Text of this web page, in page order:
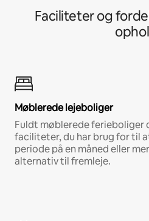
Faciliteter og
Møblerede lejeboliger
Fuldt møblerede ferieboliger
faciliteter, du har brug for til
periode på en måned eller
alternativ til fremleje.